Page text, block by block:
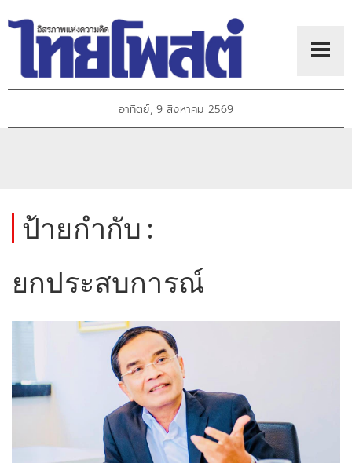
อาทิตย์, 9 สิงหาคม 2569
ป้ายกำกับ :
ยกประสบการณ์